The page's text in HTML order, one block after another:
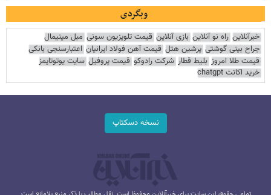
وبگردی
خبرآنلاین راه نو آنلاین بازی آنلاین قیمت تلویزیون سونی مبل مینیمال
جراح بینی گوشتی پرشین هتل قیمت آهن فولاد ایرانیان اعتبارسنجی بانکی
قیمت طلا امروز بلیط قطار شرکت رادوکو قیمت پروفیل سایت یوتوتایمز
خرید اکانت chatgpt
نسخه دسکتاپ